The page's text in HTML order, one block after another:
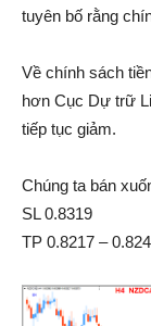
tuyên bố rằng
Về chính sách
hơn Cục Dự trữ
tiếp tục giảm.
Chúng ta bán
SL 0.8319
TP 0.8217 –